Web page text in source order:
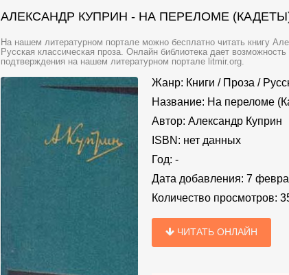
АЛЕКСАНДР КУПРИН - НА ПЕРЕЛОМЕ
На нашем литературном портале можно бесплатно читать книгу
Русская классическая проза. Онлайн библиотека дает
подтверждения на нашем литературном портале litmir.org.
Жанр: Книги / Проза /
Название: На переломе
Автор: Александр Куприн
ISBN: нет данных
Год: -
Дата добавления: 7
Количество просмотров:
ЧИТАТЬ ОНЛАЙН